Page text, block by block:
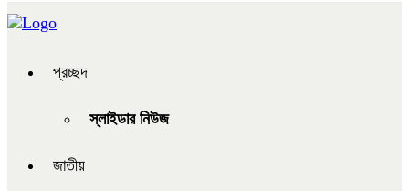
প্রচ্ছদ
স্লাইডার নিউজ
জাতীয়